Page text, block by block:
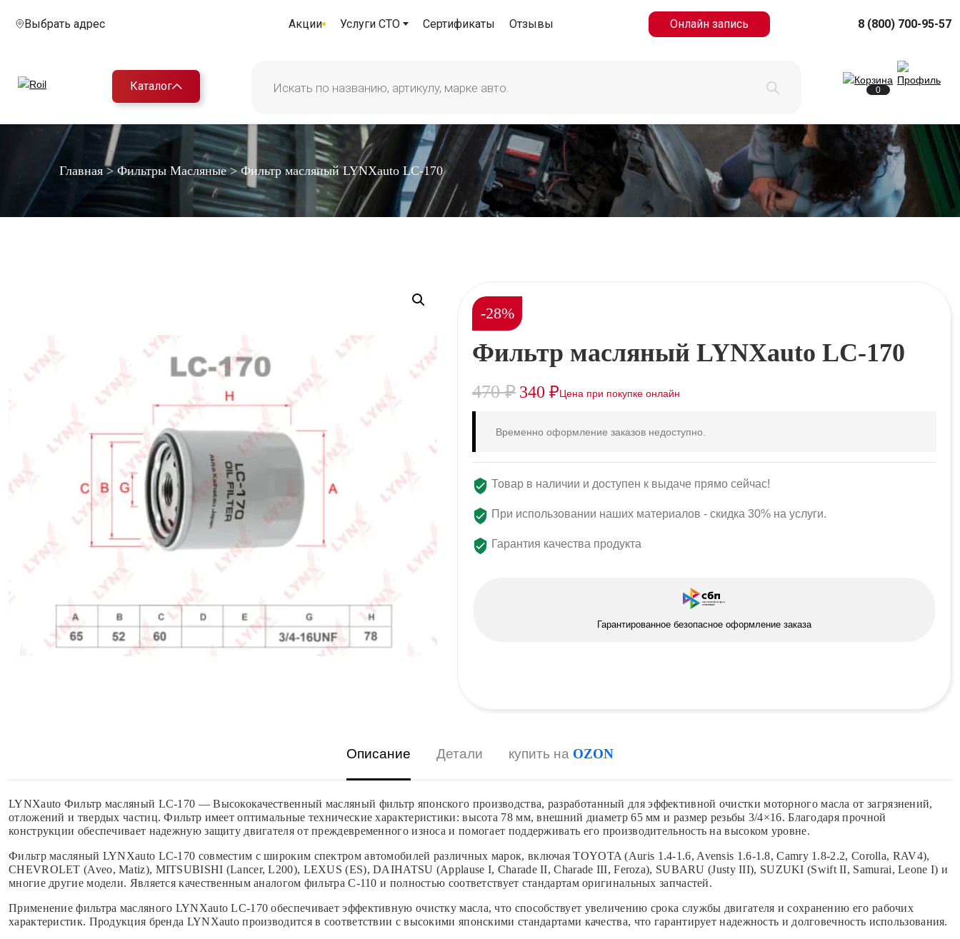
Выбрать адрес Акции Услуги СТО Сертификаты Отзывы Онлайн запись 8 (800) 700-95-57
Каталог 0
Главная> Фильтры Масляные>Фильтр масляный LYNXauto LC-170
-28%
Фильтр масляный LYNXauto LC-170
470₽ 340 ₽
Временно оформление заказов недоступно.
Товар в наличии и доступен к выдаче прямо сейчас!
При использовании наших материалов - скидка 30% на услуги.
Гарантия качества продукта
Гарантированное безопасное оформление заказа
Описание Детали купить на OZON
LYNXauto Фильтр масляный LC-170 — Высококачественный масляный фильтр японского производства, разработанный для эффективной очистки моторного масла от загрязнений,
отложений и твердых частиц. Фильтр имеет оптимальные технические характеристики: высота 78 мм, внешний диаметр 65 мм и размер резьбы 3/4×16. Благодаря прочной
конструкции обеспечивает надежную защиту двигателя от преждевременного износа и помогает поддерживать его производительность на высоком уровне.
Фильтр масляный LYNXauto LC-170 совместим с широким спектром автомобилей различных марок, включая TOYOTA (Auris 1.4-1.6, Avensis 1.6-1.8, Camry 1.8-2.2, Corolla, RAV4),
CHEVROLET (Aveo, Matiz), MITSUBISHI (Lancer, L200), LEXUS (ES), DAIHATSU (Applause I, Charade II, Charade III, Feroza), SUBARU (Justy III), SUZUKI (Swift II, Samurai, Leone I) и
многие другие модели. Является качественным аналогом фильтра C-110 и полностью соответствует стандартам оригинальных запчастей.
Применение фильтра масляного LYNXauto LC-170 обеспечивает эффективную очистку масла, что способствует увеличению срока службы двигателя и сохранению его рабочих
характеристик. Продукция бренда LYNXauto производится в соответствии с высокими японскими стандартами качества, что гарантирует надежность и долговечность использования.